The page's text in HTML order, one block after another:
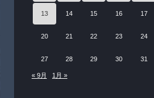
13 14 15 16 17
20 21 22 23 24
27 28 29 30 31
« 9月 1月 »